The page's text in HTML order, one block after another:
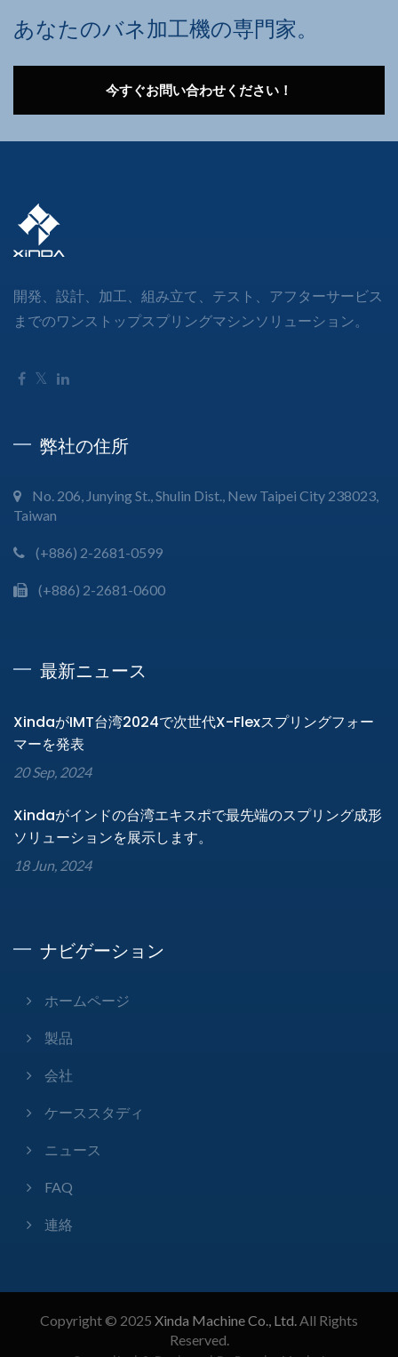
あなたのバネ加工機の専門家。
今すぐお問い合わせください！
開発、設計、加工、組み立て、テスト、アフターサービス
までのワンストップスプリングマシンソリューション。
弊社の住所
No. 206, Junying St., Shulin Dist., New Taipei City 238023,
Taiwan
(+886) 2-2681-0599
(+886) 2-2681-0600
最新ニュース
XindaがIMT台湾2024で次世代X-Flexスプリングフォー
マーを発表
20 Sep, 2024
Xindaがインドの台湾エキスポで最先端のスプリング成形
ソリューションを展示します。
18 Jun, 2024
ナビゲーション
ホームページ
製品
会社
ケーススタディ
ニュース
FAQ
連絡
Copyright © 2025 Xinda Machine Co., Ltd. All Rights
Reserved.